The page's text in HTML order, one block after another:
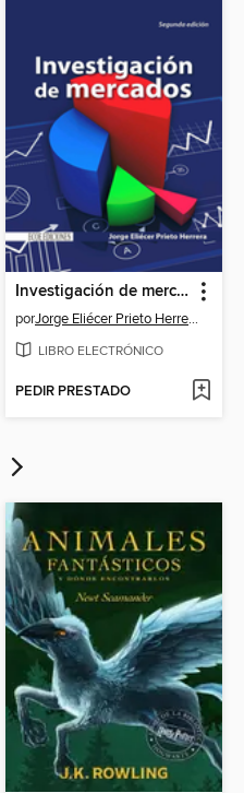
Investigación de mercados
por Jorge Eliécer Prieto Herrera
LIBRO ELECTRÓNICO
PEDIR PRESTADO